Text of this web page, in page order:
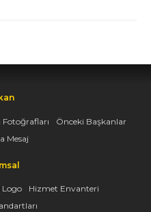
Fotoğrafları
Önceki Başkanlar
Mesaj
Logo
Hizmet Envanteri